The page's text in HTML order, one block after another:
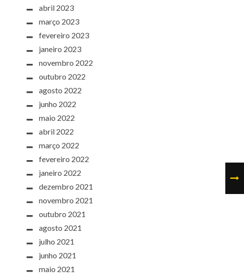
abril 2023
março 2023
fevereiro 2023
janeiro 2023
novembro 2022
outubro 2022
agosto 2022
junho 2022
maio 2022
abril 2022
março 2022
fevereiro 2022
janeiro 2022
dezembro 2021
novembro 2021
outubro 2021
agosto 2021
julho 2021
junho 2021
maio 2021